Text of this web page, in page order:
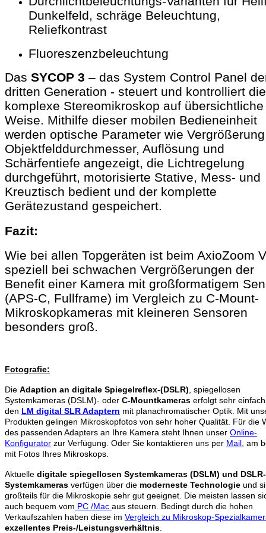
Dunkelfeld, schräge Beleuchtung,
Reliefkontrast
Fluoreszenzbeleuchtung
Das SYCOP 3 – das System Control Panel
dritten Generation - steuert und kontrolliert
komplexe Stereomikroskop auf übersichtliche
Weise. Mithilfe dieser mobilen Bedieneinheit
werden optische Parameter wie
Objektfelddurchmesser, Auflösung und
Schärfentiefe angezeigt, die Lichtregelung
durchgeführt, motorisierte Stative, Mess- und
Kreuztisch bedient und der komplette
Gerätezustand gespeichert.
Fazit:
Wie bei allen Topgeräten ist beim AxioZoom
speziell bei schwachen Vergrößerungen der
Benefit einer Kamera mit großformatigem
(APS-C, Fullframe) im Vergleich zu C-Mount-
Mikroskopkameras mit kleineren Sensoren
besonders groß.
Fotografie:
Die Adaption an digitale Spiegelreflex-(DSLR) , spiegellosen
Systemkameras (DSLM)- oder C-Mountkameras erfolgt sehr
den LM digital SLR Adaptern mit planachromatischer Optik. Mit
Produkten gelingen Mikroskopfotos von sehr hoher Qualität. Für die
des passenden Adapters an Ihre Kamera steht Ihnen unser Online-
Konfigurator zur Verfügung. Oder Sie kontaktieren uns per Mail , am
mit Fotos Ihres Mikroskops.
Aktuelle digitale spiegellosen Systemkameras (DSLM) und
Systemkameras verfügen über die moderneste Technologie und
großteils für die Mikroskopie sehr gut geeignet. Die meisten lassen
auch bequem vom PC /Mac aus steuern. Bedingt durch die hohen
Verkaufszahlen haben diese im Vergleich zu Mikroskop-
exzellentes Preis-/Leistungsverhältnis